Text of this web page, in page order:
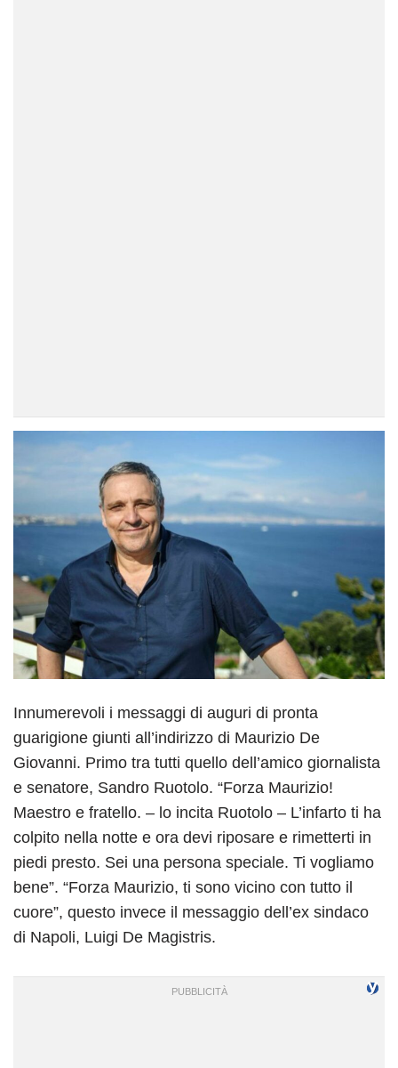
Innumerevoli i messaggi di auguri di pronta
guarigione giunti all’indirizzo di Maurizio De
Giovanni. Primo tra tutti quello dell’amico giornalista
e senatore, Sandro Ruotolo. “Forza Maurizio!
Maestro e fratello. – lo incita Ruotolo – L’infarto ti ha
colpito nella notte e ora devi riposare e rimetterti in
piedi presto. Sei una persona speciale. Ti vogliamo
bene”. “Forza Maurizio, ti sono vicino con tutto il
cuore”, questo invece il messaggio dell’ex sindaco
di Napoli, Luigi De Magistris.